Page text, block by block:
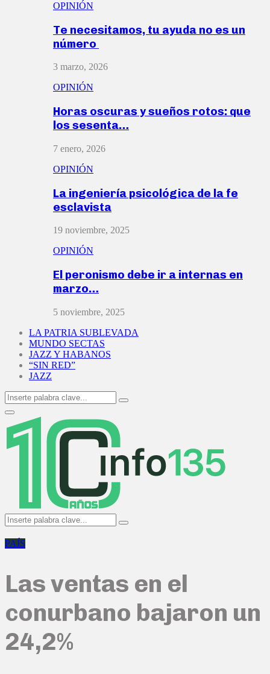
OPINIÓN
Te necesitamos, tu ayuda no es un
número
3 marzo, 2026
OPINIÓN
Horas oscuras y sueños rotos: que
los sesenta…
7 enero, 2026
OPINIÓN
La ingeniería psicológica de la fe
esclavista
19 noviembre, 2025
OPINIÓN
El peronismo debe ir a internas en
marzo…
5 noviembre, 2025
LA PATRIA SUBLEVADA
MUNDO SECTAS
JAZZ Y HABANOS
“SIN RED”
JAZZ
Search
for:
Search
Primary
Menu
Search
for:
Search
PAÍS
Las ventas en el
conurbano bajaron un
24,2%